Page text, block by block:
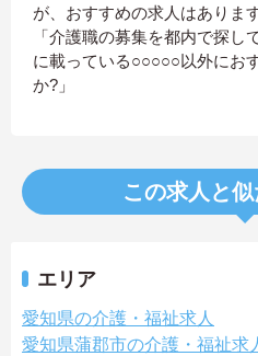
が、おすすめの求人はあります
「介護職の募集を都内で探し
に載っている○○○○○以外にお
か?」
この求人と
エリア
愛知県の介護・福祉求人
愛知県蒲郡市の介護・福祉求